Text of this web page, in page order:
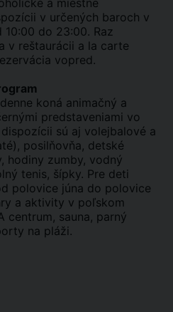
a miestne
v určených baroch v
do 23:00. Raz
v reštaurácii a la carte
vopred.
koná animačný a
predstaveniami vo
sú aj volejbalové a
posilňovňa, detské
hodiny zumby, vodný
tenis, šípky. Pre deti
polovice júna do polovice
a aktivity v poľskom
centrum, sauna, parný
na pláži.